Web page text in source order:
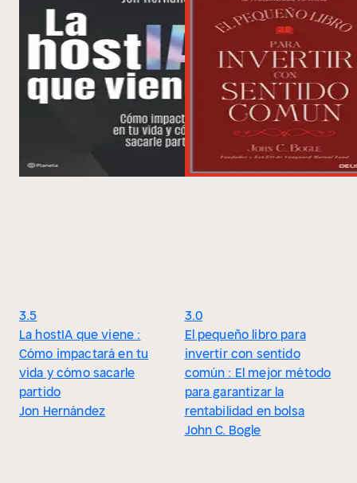
3.5
La hostIA que viene :
Cómo impactará en tu
vida y cómo sacarle
partido
Jon Hernández
3.0
El pequeño libro para
invertir con sentido
común : El mejor método
para garantizar la
rentabilidad en bolsa
John C. Bogle